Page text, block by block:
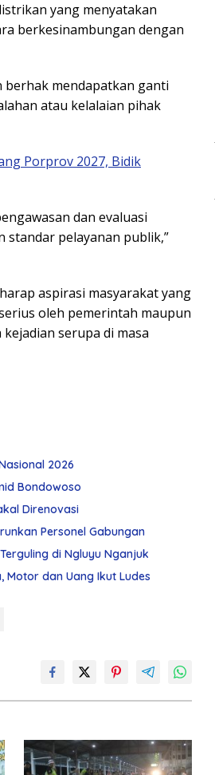
yang menyatakan
berkesinambungan dengan
mendapatkan ganti
atau kelalaian pihak
Porprov 2027, Bidik
dan evaluasi
standar pelayanan publik,”
aspirasi masyarakat yang
oleh pemerintah maupun
serupa di masa
2026
Bondowoso
Direnovasi
Personel Gabungan
di Ngluyu Nganjuk
Motor dan Uang Ikut Ludes